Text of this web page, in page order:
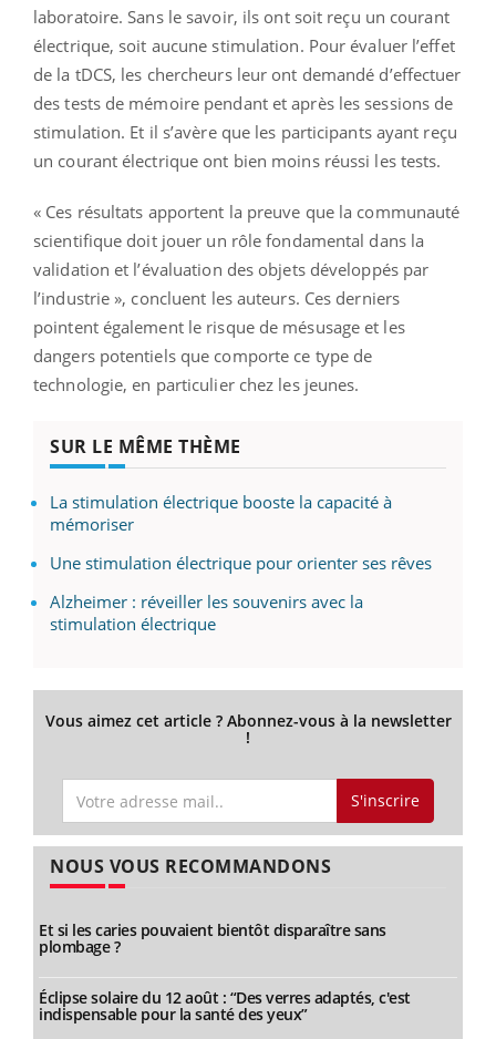
laboratoire. Sans le savoir, ils ont soit reçu un courant
électrique, soit aucune stimulation. Pour évaluer l’effet
de la tDCS, les chercheurs leur ont demandé d’effectuer
des tests de mémoire pendant et après les sessions de
stimulation. Et il s’avère que les participants ayant reçu
un courant électrique ont bien moins réussi les tests.
« Ces résultats apportent la preuve que la communauté
scientifique doit jouer un rôle fondamental dans la
validation et l’évaluation des objets développés par
l’industrie », concluent les auteurs. Ces derniers
pointent également le risque de mésusage et les
dangers potentiels que comporte ce type de
technologie, en particulier chez les jeunes.
SUR LE MÊME THÈME
La stimulation électrique booste la capacité à
mémoriser
Une stimulation électrique pour orienter ses rêves
Alzheimer : réveiller les souvenirs avec la
stimulation électrique
Vous aimez cet article ? Abonnez-vous à la newsletter
!
S'inscrire
NOUS VOUS RECOMMANDONS
Et si les caries pouvaient bientôt disparaître sans
plombage ?
Éclipse solaire du 12 août : “Des verres adaptés, c'est
indispensable pour la santé des yeux”